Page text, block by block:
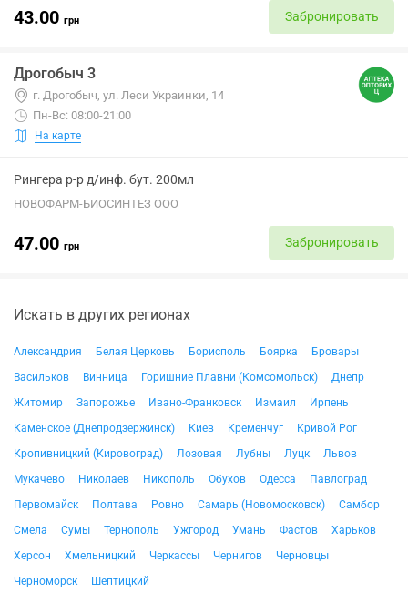
43.00 грн Забронировать
Дрогобыч 3
г. Дрогобыч, ул. Леси Украинки, 14
Пн-Вс: 08:00-21:00
На карте
Рингера р-р д/инф. бут. 200мл
НОВОФАРМ-БИОСИНТЕЗ ООО
47.00 грн Забронировать
Искать в других регионах
Александрия Белая Церковь Борисполь Боярка
Бровары
Васильков
Винница Горишние Плавни (Комсомольск)
Днепр
Житомир
Запорожье Ивано-Франковск Измаил
Ирпень
Каменское (Днепродзержинск)
Киев Кременчуг
Кривой Рог
Кропивницкий (Кировоград)
Лозовая Лубны Луцк
Львов
Мукачево
Николаев Никополь Обухов Одесса
Павлоград
Первомайск
Полтава Ровно Самарь (Новомосковск)
Самбор
Смела
Сумы Тернополь Ужгород Умань Фастов
Харьков
Херсон
Хмельницкий Черкассы Чернигов
Черновцы
Черноморск
Шептицкий